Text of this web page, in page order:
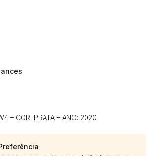
– COR: PRATA – ANO: 2020